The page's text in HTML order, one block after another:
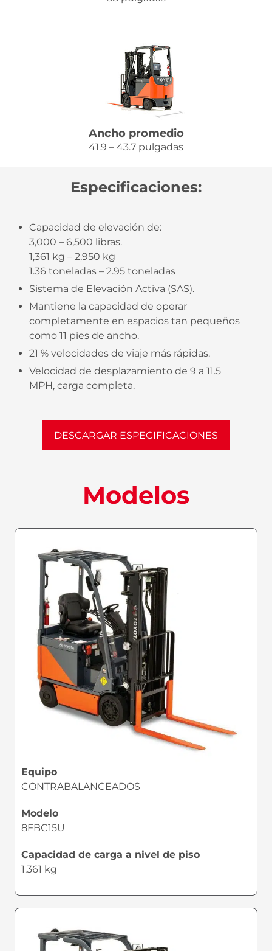
Ancho promedio
41.9 – 43.7 pulgadas
Especificaciones:
Capacidad de elevación de:
3,000 – 6,500 libras.
1,361 kg – 2,950 kg
1.36 toneladas – 2.95 toneladas
Sistema de Elevación Activa (SAS).
Mantiene la capacidad de operar
completamente en espacios tan pequeños
como 11 pies de ancho.
21 % velocidades de viaje más rápidas.
Velocidad de desplazamiento de 9 a 11.5
MPH, carga completa.
DESCARGAR ESPECIFICACIONES
Modelos
Equipo
CONTRABALANCEADOS
Modelo
8FBC15U
Capacidad de carga a nivel de piso
1,361 kg